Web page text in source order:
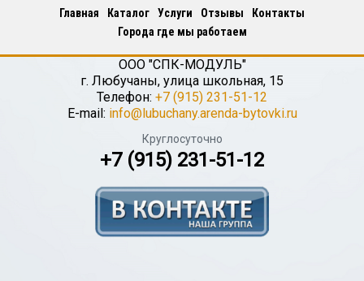
Главная Каталог Услуги Отзывы
Контакты
Города где мы работаем
ООО "СПК-МОДУЛЬ"
г. Любучаны, улица школьная, 15
Телефон: +7 (915) 231-51-12
E-mail: info@lubuchany.arenda-bytovki.ru
Круглосуточно
+7 (915) 231-51-12